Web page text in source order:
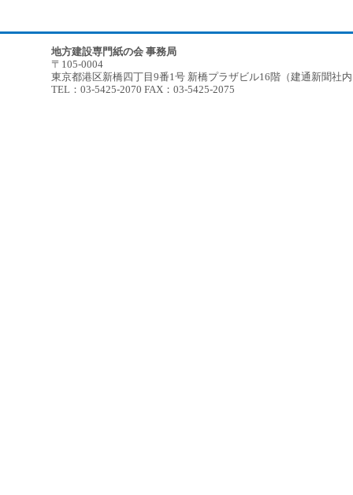
地方建設専門紙の会 事務局
〒105-0004
東京都港区新橋四丁目9番1号 新橋プラザビル16階（建通新聞社
TEL：03-5425-2070 FAX：03-5425-2075